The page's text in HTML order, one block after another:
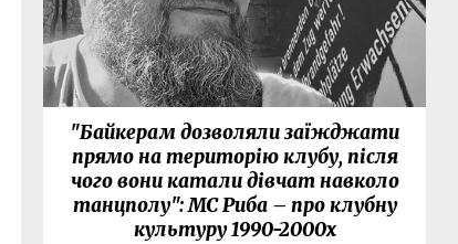
"Байкерам дозволяли заїжджати
прямо на територію клубу, після
чого вони катали дівчат навколо
танцполу": МС Риба – про клубну
культуру 1990-2000х